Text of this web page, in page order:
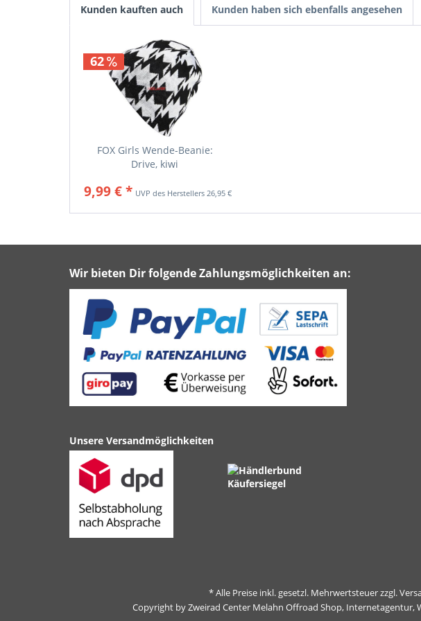
Kunden kauften auch Kunden haben sich ebenfalls angesehen
62
FOX Girls Wende-Beanie:
Drive, kiwi
9,99 € * 26,95 € *
Wir bieten Dir folgende Zahlungsmöglichkeiten an:
Unsere Versandmöglichkeiten
* Alle Preise inkl. gesetzl. Mehrwertsteuer zzgl.
Copyright by Zweirad Center Melahn Offroad Shop, Internetagentur,